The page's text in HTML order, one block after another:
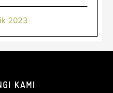
2023
KAMI